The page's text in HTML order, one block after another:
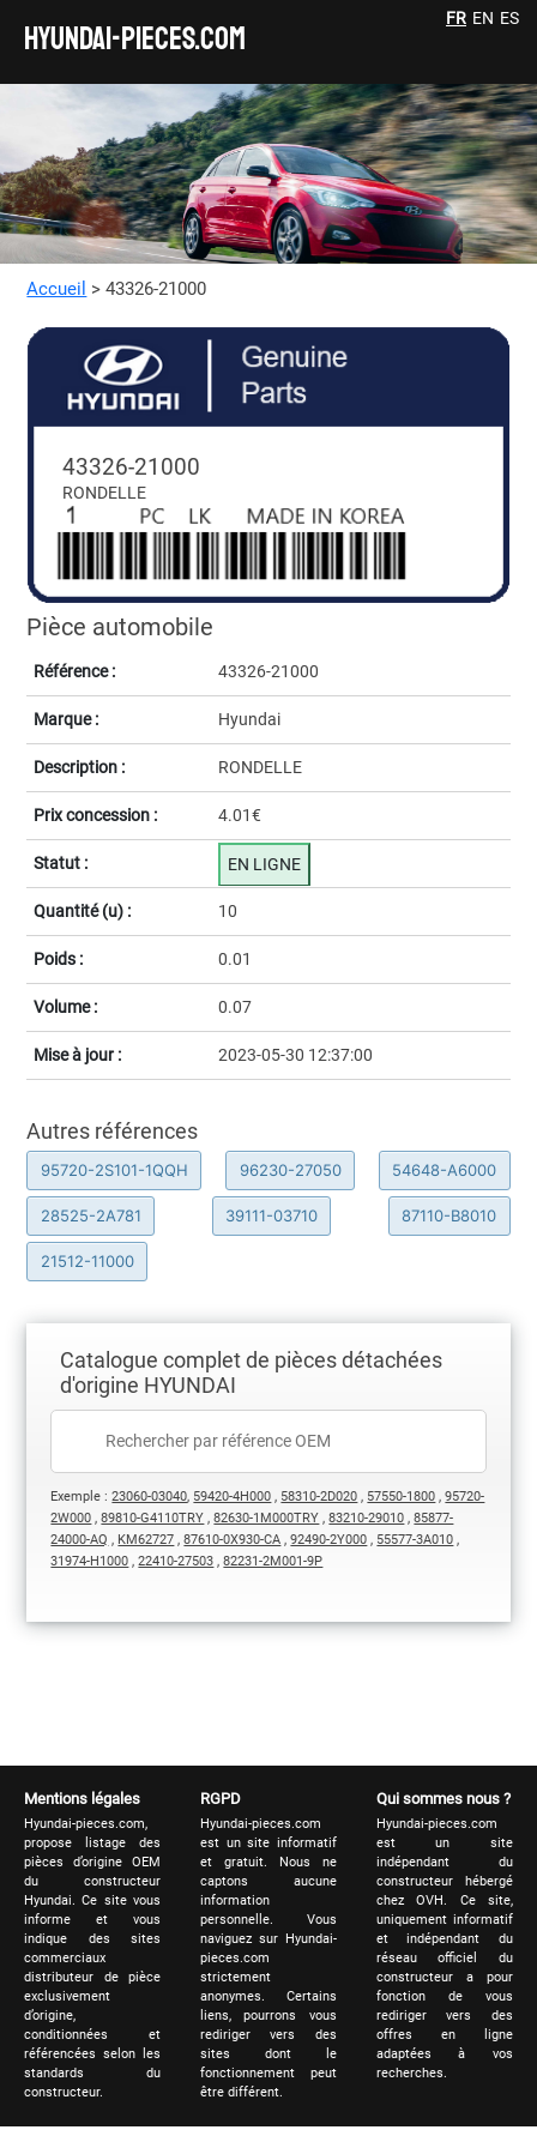
HYUNDAI-pieces.com
FR EN ES
Accueil > 43326-21000
Pièce automobile
Référence : 43326-21000
Marque : Hyundai
Description : RONDELLE
Prix concession : 4.01€
Statut : EN LIGNE
Quantité (u) : 10
Poids : 0.01
Volume : 0.07
Mise à jour : 2023-05-30 12:37:00
43326-21000
RONDELLE
Autres références
95720-2S101-1QQH 96230-27050 54648-A6000
28525-2A781 39111-03710 87110-B8010
21512-11000
Catalogue complet de pièces détachées
d'origine HYUNDAI
Exemple :23060-03040, 59420-4H000 , 58310-2D020 , 57550-1800 ,95720-
2W000 ,89810-G4110TRY ,82630-1M000TRY ,83210-29010 ,85877-
24000-AQ , KM62727 ,87610-0X930-CA ,92490-2Y000 , 55577-3A010 ,
31974-H1000 ,22410-27503 ,82231-2M001-9P
Mentions légales
Hyundai-pieces.com,
propose listage des
pièces d’origine OEM
du constructeur
Hyundai. Ce site vous
informe et vous
indique des sites
commerciaux
distributeur de pièce
exclusivement
d’origine,
conditionnées et
référencées selon les
standards du
constructeur.
RGPD
Hyundai-pieces.com
est un site informatif
et gratuit. Nous ne
captons aucune
information
personnelle. Vous
naviguez sur Hyundai-
pieces.com
strictement
anonymes. Certains
liens, pourrons vous
rediriger vers des
sites dont le
fonctionnement peut
être différent.
Qui sommes nous ?
Hyundai-pieces.com
est un site
indépendant du
constructeur hébergé
chez OVH. Ce site,
uniquement informatif
et indépendant du
réseau officiel du
constructeur a pour
fonction de vous
rediriger vers des
offres en ligne
adaptées à vos
recherches.